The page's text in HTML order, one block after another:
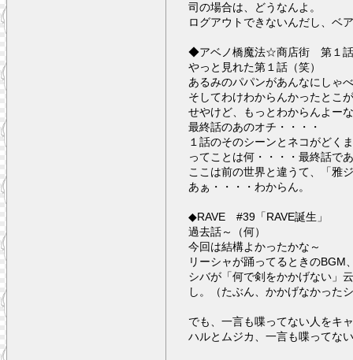
司の場合は、どうなんよ。
ログアウトできないんだし、ベ
◆アベノ橋魔法☆商店街 第１
やっと見れた第１話（笑）
あるみのパパンがあんなにしゃ
そしてわけわからんかったとこ
せやけど、もっとわからんよー
最終話のあのオチ・・・・
１話のそのシーンとネコがどく
ってことは何・・・・最終話で
ここは前の世界と違うて、「雅
あぁ・・・・わからん。
◆RAVE #39「RAVE誕生」
過去話～（何）
今回は結構よかったかな～
シバが「何で剣をかかげない」
し。（たぶん、かかげなかった
でも、一言も喋ってない人をキ
ハルとムジカ、一言も喋ってな